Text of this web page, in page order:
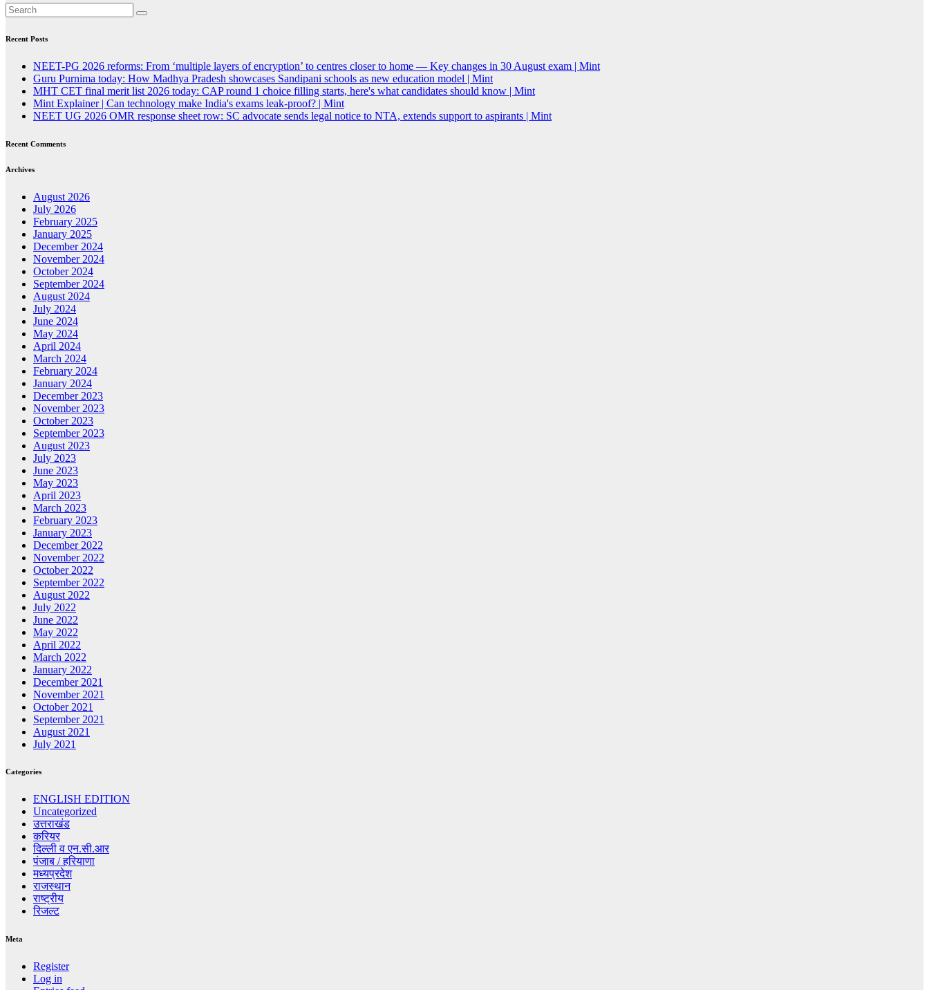
Recent Posts
NEET-PG 2026 reforms: From ‘multiple layers of encryption’ to centres closer to home — Key changes in 30 August exam | Mint
Guru Purnima today: How Madhya Pradesh showcases Sandipani schools as new education model | Mint
MHT CET final merit list 2026 today: CAP round 1 choice filling starts, here's what candidates should know | Mint
Mint Explainer | Can technology make India's exams leak-proof? | Mint
NEET UG 2026 OMR response sheet row: SC advocate sends legal notice to NTA, extends support to aspirants | Mint
Recent Comments
Archives
August 2026
July 2026
February 2025
January 2025
December 2024
November 2024
October 2024
September 2024
August 2024
July 2024
June 2024
May 2024
April 2024
March 2024
February 2024
January 2024
December 2023
November 2023
October 2023
September 2023
August 2023
July 2023
June 2023
May 2023
April 2023
March 2023
February 2023
January 2023
December 2022
November 2022
October 2022
September 2022
August 2022
July 2022
June 2022
May 2022
April 2022
March 2022
January 2022
December 2021
November 2021
October 2021
September 2021
August 2021
July 2021
Categories
ENGLISH EDITION
Uncategorized
उत्तराखंड
करियर
दिल्ली व एन.सी.आर
पंजाब / हरियाणा
मध्यप्रदेश
राजस्थान
राष्ट्रीय
रिजल्ट
Meta
Register
Log in